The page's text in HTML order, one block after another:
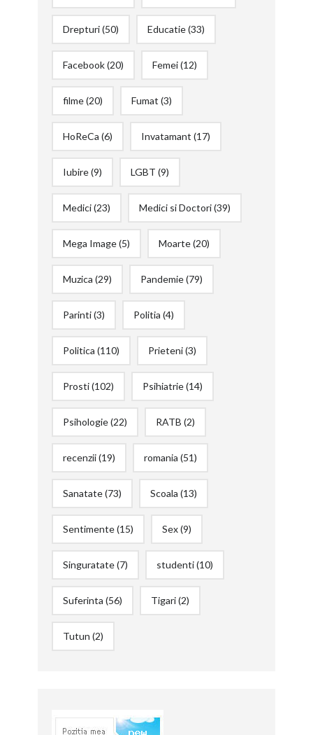
Drepturi(50) Educatie(33)
Facebook(20) Femei(12)
filme(20) Fumat (3)
HoReCa (6) Invatamant (17)
Iubire(9) LGBT (9)
Medici(23) Medici si Doctori(39)
Mega Image(5) Moarte(20)
Muzica (29) Pandemie(79)
Parinti(3) Politia (4)
Politica (110) Prieteni(3)
Prosti(102) Psihiatrie(14)
Psihologie(22) RATB (2)
recenzii(19) romania (51)
Sanatate(73) Scoala (13)
Sentimente(15) Sex(9)
Singuratate(7) studenti(10)
Suferinta (56) Tigari(2)
Tutun (2)